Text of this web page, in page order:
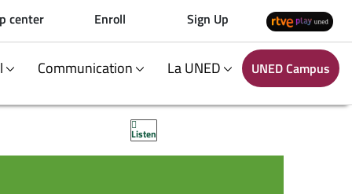
center Enroll Sign Up
Communication La UNED UNED Campus
Listen